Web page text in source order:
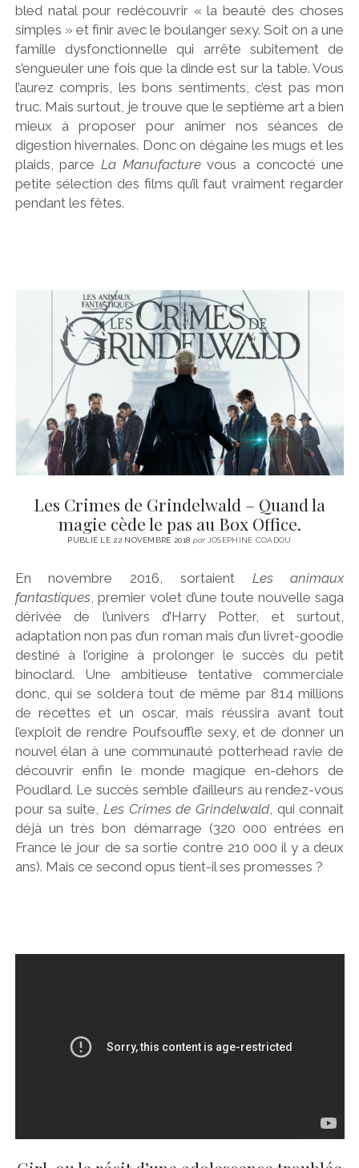
bled natal pour redécouvrir « la beauté des choses
simples » et finir avec le boulanger sexy. Soit on a une
famille dysfonctionnelle qui arrête subitement de
s’engueuler une fois que la dinde est sur la table. Vous
l’aurez compris, les bons sentiments, c’est pas mon
truc. Mais surtout, je trouve que le septième art a bien
mieux à proposer pour animer nos séances de
digestion hivernales. Donc on dégaine les mugs et les
plaids, parce La Manufacturevous a concocté une
petite sélection des films qu’il faut vraiment regarder
pendant les fêtes.
Les Crimes de Grindelwald – Quand la
magie cède le pas au Box Office.
PUBLIÉ LE 22 NOVEMBRE 2018 parJOSEPHINE COADOU
En novembre 2016, sortaient Les animaux
fantastiques, premier volet d’une toute nouvelle saga
dérivée de l’univers d’Harry Potter, et surtout,
adaptation non pas d’un roman mais d’un livret-goodie
destiné à l’origine à prolonger le succès du petit
binoclard. Une ambitieuse tentative commerciale
donc, qui se soldera tout de même par 814 millions
de recettes et un oscar, mais réussira avant tout
l’exploit de rendre Poufsouffle sexy, et de donner un
nouvel élan à une communauté potterhead ravie de
découvrir enfin le monde magique en-dehors de
Poudlard. Le succès semble d’ailleurs au rendez-vous
pour sa suite, Les Crimes de Grindelwald, qui connait
déjà un très bon démarrage (320 000 entrées en
France le jour de sa sortie contre 210 000 il y a deux
ans). Mais ce second opus tient-il ses promesses ?